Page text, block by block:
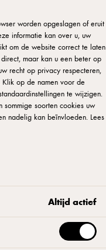
worden opgeslagen of eruit
informatie kan over u, uw
om de website correct te laten
maar kan u een beter op
recht op privacy respecteren,
op de namen voor de
te wijzigen.
soorten cookies uw
nadelig kan beïnvloeden. Lees
Altijd actief